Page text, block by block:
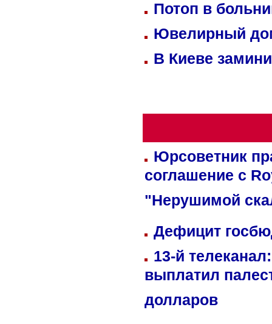
Потоп в
Ювелирный
В Киеве
Юрсоветник
соглашение с
"Нерушимой
Дефицит
13-й
выплатил
долларов